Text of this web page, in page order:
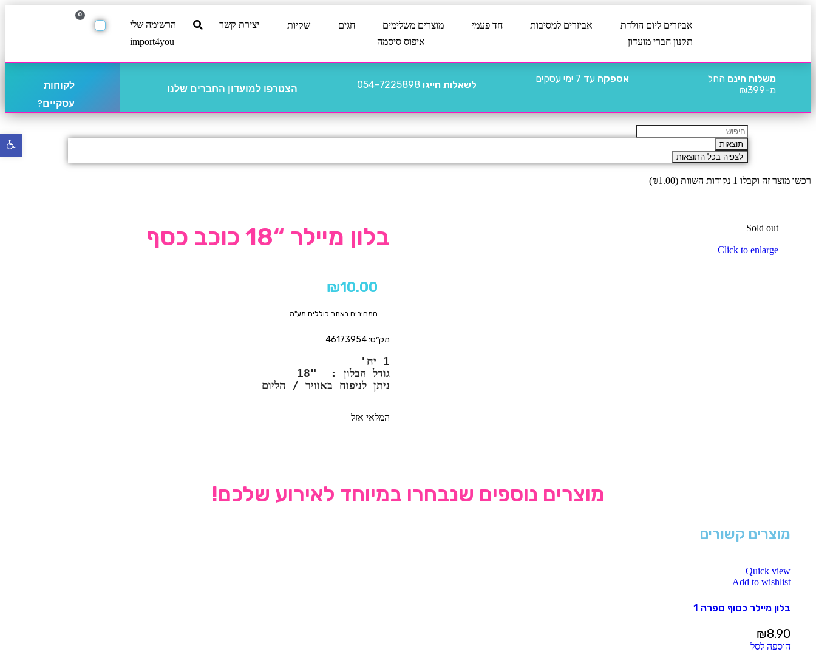
אביזרים ליום הולדת אביזרים למסיבות חד פעמי מוצרים משלימים חגים שקיות יצירת קשר
הרשימה שלי
תקנון חברי מועדון
איפוס סיסמה import4you
0
משלוח חינם החל
מ-₪399
אספקה עד 7 ימי עסקים
לשאלות חייגו 054-7225898 הצטרפו למועדון החברים שלנו
לקוחות
עסקיים?
תוצאות
לצפיה בכל התוצאות
רכשו מוצר זה וקבלו 1 נקודות השוות ( ₪1.00
)
Sold out
Click to enlarge בלון מיילר “18 כוכב כסף
₪10.00
המחירים באתר כוללים מע"מ
מק״ט: 46173954
1 יח'
גודל הבלון :  "18
ניתן לניפוח באוויר / הליום
המלאי אזל
מוצרים נוספים שנבחרו במיוחד לאירוע שלכם!
מוצרים קשורים
Quick view
Add to wishlist
בלון מיילר כסוף ספרה 1
₪8.90
הוספה לסל
פתח